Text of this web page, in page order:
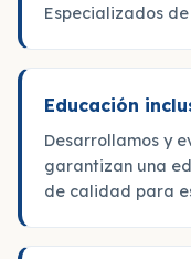
Especializados
Educación
Desarrollamos y
garantizan una
de calidad para